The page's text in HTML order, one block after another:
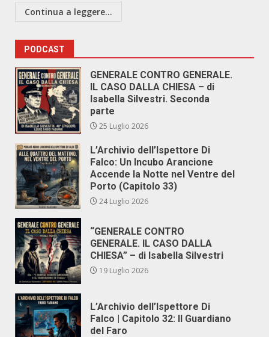
Continua a leggere...
PODCAST
GENERALE CONTRO GENERALE.
IL CASO DALLA CHIESA – di
Isabella Silvestri. Seconda
parte
25 Luglio 2026
L’Archivio dell’Ispettore Di
Falco: Un Incubo Arancione
Accende la Notte nel Ventre del
Porto (Capitolo 33)
24 Luglio 2026
“GENERALE CONTRO
GENERALE. IL CASO DALLA
CHIESA” – di Isabella Silvestri
19 Luglio 2026
L’Archivio dell’Ispettore Di
Falco | Capitolo 32: Il Guardiano
del Faro